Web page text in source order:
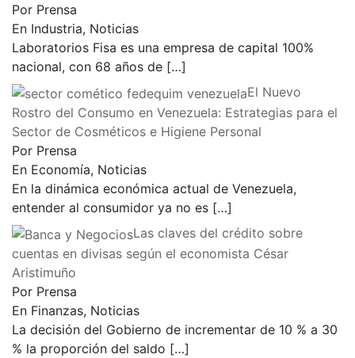
Por Prensa
En Industria, Noticias
Laboratorios Fisa es una empresa de capital 100%
nacional, con 68 años de […]
El Nuevo
Rostro del Consumo en Venezuela: Estrategias para el
Sector de Cosméticos e Higiene Personal
Por Prensa
En Economía, Noticias
En la dinámica económica actual de Venezuela,
entender al consumidor ya no es […]
Las claves del crédito sobre
cuentas en divisas según el economista César
Aristimuño
Por Prensa
En Finanzas, Noticias
La decisión del Gobierno de incrementar de 10 % a 30
% la proporción del saldo […]